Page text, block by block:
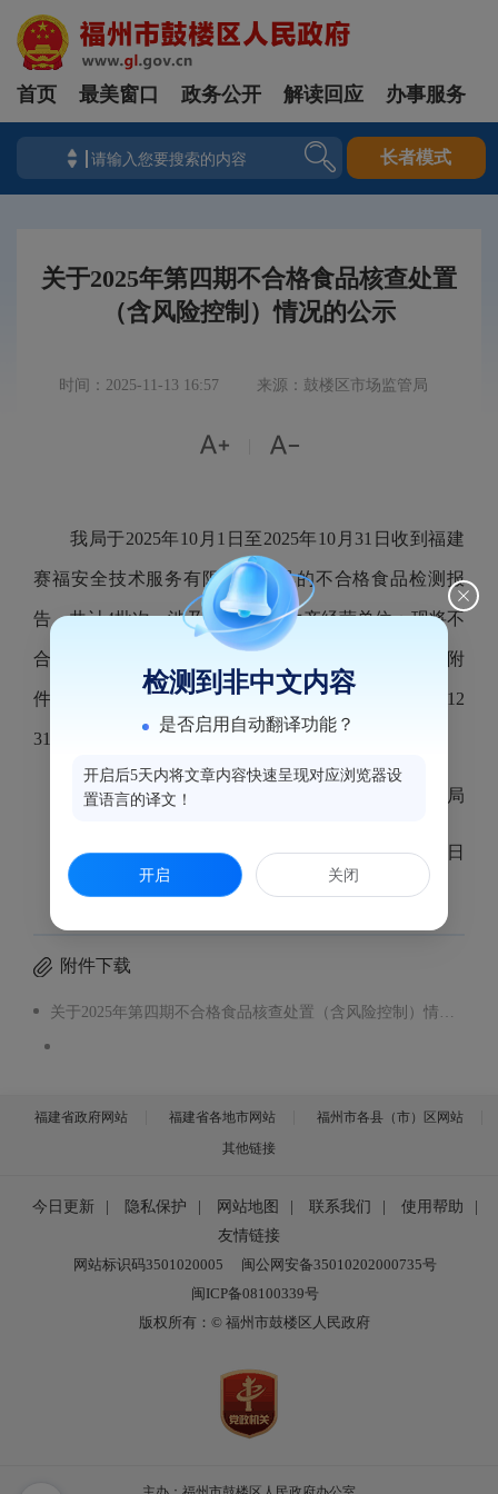
首页 最美窗口 政务公开 解读回应 办事服务
长者模式
关于2025年第四期不合格食品核查处置
（含风险控制）情况的公示
时间：2025-11-13 16:57 来源：鼓楼区市场监管局
 
我局于2025年10月1日至2025年10月31日收到福建
赛福安全技术服务有限公司出具的不合格食品检测报
告，共计4批次，涉及我辖区4家生产经营单位；现将不
合格食品核查处置（含风险控制）情况通告如下（见附
件）。广大消费者如发现食品安全违法行为，可拨打12
315热线电话投诉举报。
福州市鼓楼区市场监督管理局
2025年11月13日
附件下载
关于2025年第四期不合格食品核查处置（含风险控制）情况的公示 .pdf
福建省政府网站 福建省各地市网站
福州市各县（市）区网站
其他链接
今日更新 隐私保护 网站地图 联系我们 使用帮助
友情链接
网站标识码3501020005
闽公网安备35010202000735号
闽ICP备08100339号
版权所有：© 福州市鼓楼区人民政府
检测到非中文内容
是否启用自动翻译功能？
开启后5天内将文章内容快速呈现对应浏览器设
置语言的译文！
开启 关闭